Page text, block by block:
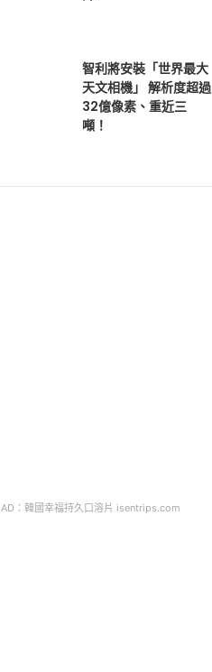
智利將安裝「世界最大
天文相機」 解析度超過
32億像素、重近三
噸！
AD：韓國幸福持久口溶片 isentrips.com